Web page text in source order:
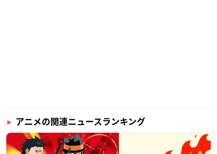
アニメの関連ニュースランキング